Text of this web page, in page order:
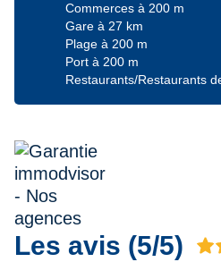
Commerces à 200 m
Gare à 27 km
Plage à 200 m
Port à 200 m
Restaurants/Restaurants
Les avis (5/5)